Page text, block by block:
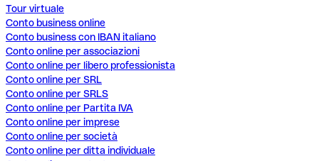
Tour virtuale
Conto business online
Conto business con IBAN italiano
Conto online per associazioni
Conto online per libero professionista
Conto online per SRL
Conto online per SRLS
Conto online per Partita IVA
Conto online per imprese
Conto online per società
Conto online per ditta individuale